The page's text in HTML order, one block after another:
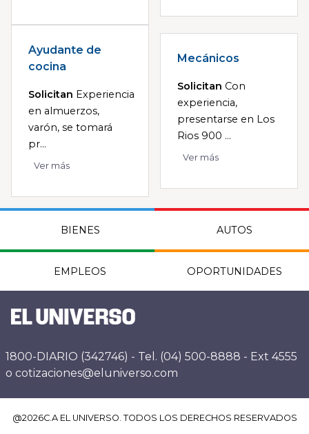
Ayudante de
cocina
Solicitan Experiencia
en almuerzos,
varón, se tomará
pr...
Ver más
Mecánicos
Solicitan Con
experiencia,
presentarse en Los
Rios 900 ...
Ver más
BIENES AUTOS
EMPLEOS OPORTUNIDADES
1800-DIARIO (342746) - Tel. (04) 500-8888 - Ext 4555
o cotizaciones@eluniverso.com
@2026C.A EL UNIVERSO. TODOS LOS DERECHOS RESERVADOS